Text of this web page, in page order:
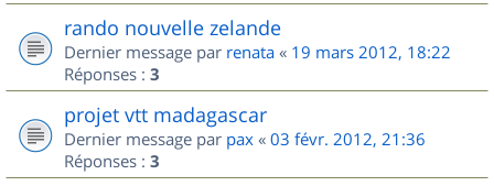
rando nouvelle zelande
Dernier message par renata « 19 mars 2012, 18:22
Réponses : 3
projet vtt madagascar
Dernier message par pax « 03 févr. 2012, 21:36
Réponses : 3